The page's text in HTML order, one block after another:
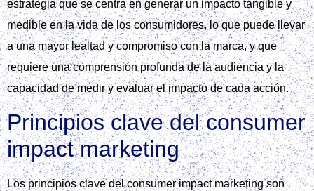
estrategia que se centra en generar un impacto tangible y
medible en la vida de los consumidores, lo que puede llevar
a una mayor lealtad y compromiso con la marca, y que
requiere una comprensión profunda de la audiencia y la
capacidad de medir y evaluar el impacto de cada acción.
Principios clave del consumer
impact marketing
Los principios clave del consumer impact marketing son